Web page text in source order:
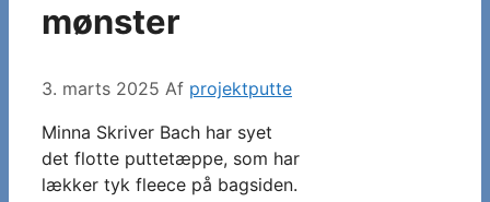
mønster
3. marts 2025 Af projektputte
Minna Skriver Bach har syet
det flotte puttetæppe, som har
lækker tyk fleece på bagsiden.